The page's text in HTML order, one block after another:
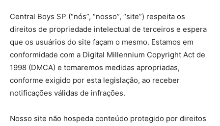
Central Boys SP (“nós”, “nosso”, “site”) respeita os
direitos de propriedade intelectual de terceiros e espera
que os usuários do site façam o mesmo. Estamos em
conformidade com a Digital Millennium Copyright Act de
1998 (DMCA) e tomaremos medidas apropriadas,
conforme exigido por esta legislação, ao receber
notificações válidas de infrações.
Nosso site não hospeda conteúdo protegido por direitos